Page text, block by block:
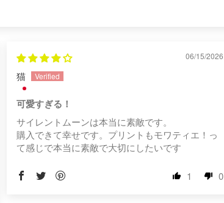
06/15/2026
猫
可愛すぎる！
サイレントムーンは本当に素敵です。
購入できて幸せです。プリントもモワティエ！っ
て感じで本当に素敵で大切にしたいです
1 0